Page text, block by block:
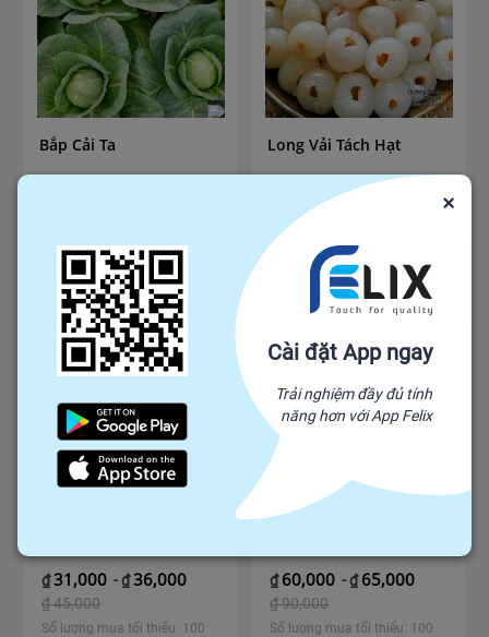
Bắp Cải Ta
VN
Long Vải Tách Hạt
₫40,000
40,000
Số lượng mua tối thiểu: 100
VN
₫31,000 -₫36,000
₫45,000
Số lượng mua tối thiểu: 100
₫ 60,000 -₫ 65,000
₫90,000
Số lượng mua tối thiểu: 100
×
Cài đặt App ngay
Trải nghiệm đầy đủ tính
năng hơn với App Felix